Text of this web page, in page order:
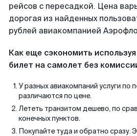
рейсов с пересадкой. Цена
дорогая из найденных
рублей авиакомпанией
Как еще сэкономить
билет на самолет без
У разных авиакомпаний услуги по
различаются по цене.
Лететь транзитом дешево, по
конечных пунктов.
Покупайте туда и обратно сразу.